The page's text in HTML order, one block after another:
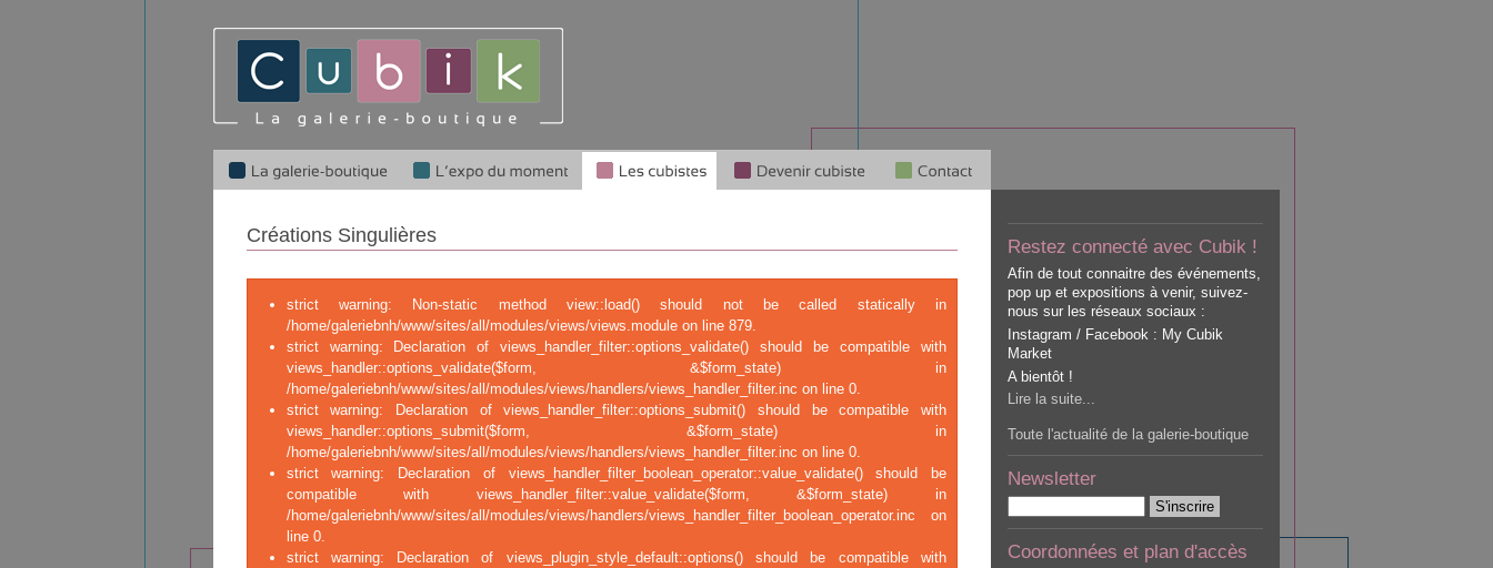
Créations Singulières
strict warning: Non-static method view::load() should not be called statically in
/home/galeriebnh/www/sites/all/modules/views/views.module on line 879.
strict warning: Declaration of views_handler_filter::options_validate() should be compatible with
views_handler::options_validate($form, &$form_state) in
/home/galeriebnh/www/sites/all/modules/views/handlers/views_handler_filter.inc on line 0.
strict warning: Declaration of views_handler_filter::options_submit() should be compatible with
views_handler::options_submit($form, &$form_state) in
/home/galeriebnh/www/sites/all/modules/views/handlers/views_handler_filter.inc on line 0.
strict warning: Declaration of views_handler_filter_boolean_operator::value_validate() should be
compatible with views_handler_filter::value_validate($form, &$form_state) in
/home/galeriebnh/www/sites/all/modules/views/handlers/views_handler_filter_boolean_operator.inc on
line 0.
strict warning: Declaration of views_plugin_style_default::options() should be compatible with
Restez connecté avec Cubik !
Afin de tout connaitre des événements,
pop up et expositions à venir, suivez-
nous sur les réseaux sociaux :
Instagram / Facebook : My Cubik
Market
A bientôt !
Lire la suite...
Toute l'actualité de la galerie-boutique
Newsletter
Coordonnées et plan d'accès